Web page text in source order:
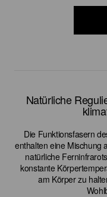
Natürliche
Die Funktionsfasern
enthalten eine Mischung
natürliche
konstante
am Körper zu